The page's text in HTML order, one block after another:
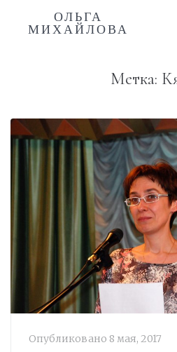
ОЛЬГА
МИХАЙЛОВА
Метка:
Опубликовано 8 мая, 2017